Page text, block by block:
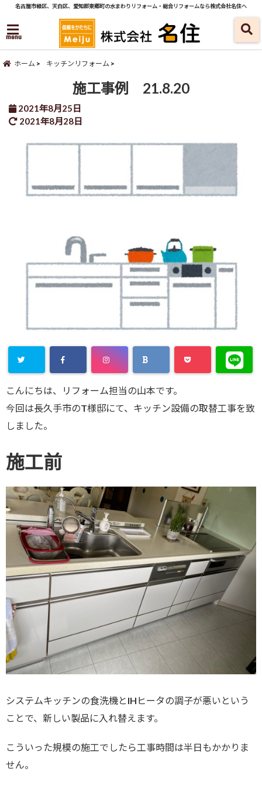
名古屋市緑区、天白区、愛知郡東郷町の水まわりリフォーム・総合リフォームなら株式会社名住へ
menu
ホーム キッチンリフォーム
施工事例 21.8.20
2021年8月25日
2021年8月28日
こんにちは、リフォーム担当の山本です。
今回は長久手市のT様邸にて、キッチン設備の取替工事を致
しました。
施工前
システムキッチンの食洗機とIHヒータの調子が悪いという
ことで、新しい製品に入れ替えます。
こういった規模の施工でしたら工事時間は半日もかかりま
せん。